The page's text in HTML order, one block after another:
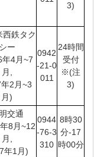
3)
西鉄タク
シー
年4月~7
月,
2月~3
月)
0942
-21-0
011
24時間
受付
※(注
3)
交通
8月~12
月,
年1月)
0944
-76-3
310
8時30
分-17
時00分